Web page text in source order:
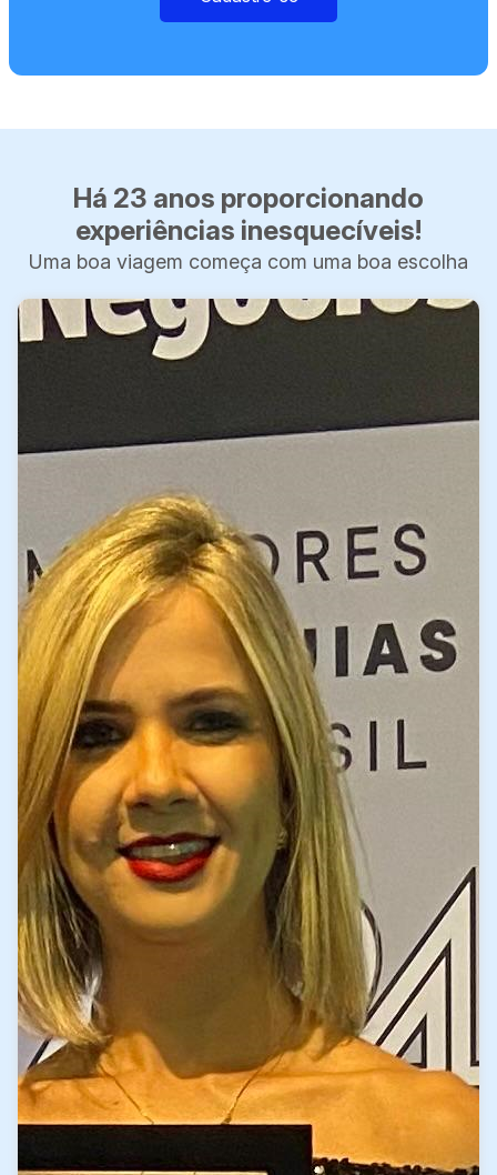
Há 23 anos proporcionando
experiências inesquecíveis!
Uma boa viagem começa com uma boa escolha